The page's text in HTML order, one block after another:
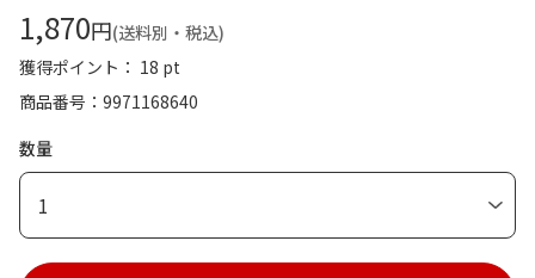
1,870円(送料別・税込)
獲得ポイント： 18 pt
商品番号
9971168640
数量
1